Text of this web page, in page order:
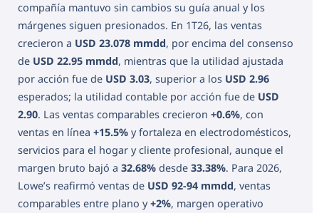
compañía mantuvo sin cambios su guía anual y los
márgenes siguen presionados. En 1T26, las ventas
crecieron a USD 23.078 mmdd, por encima del consenso
de USD 22.95 mmdd, mientras que la utilidad ajustada
por acción fue de USD 3.03, superior a los USD 2.96
esperados; la utilidad contable por acción fue de USD
2.90. Las ventas comparables crecieron +0.6%, con
ventas en línea +15.5% y fortaleza en electrodomésticos,
servicios para el hogar y cliente profesional, aunque el
margen bruto bajó a 32.68% desde 33.38%. Para 2026,
Lowe’s reafirmó ventas de USD 92-94 mmdd, ventas
comparables entre plano y+2%, margen operativo